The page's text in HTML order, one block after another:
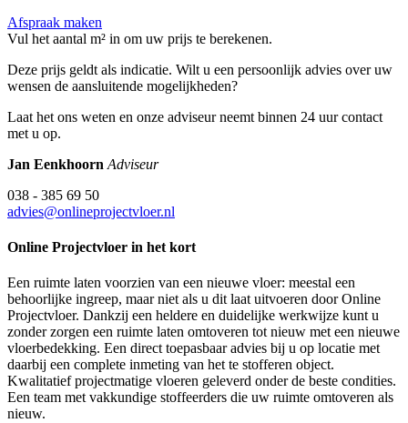
Afspraak maken
Vul het aantal m² in om uw prijs te berekenen.
Deze prijs geldt als indicatie. Wilt u een persoonlijk advies over uw
wensen de aansluitende mogelijkheden?
Laat het ons weten en onze adviseur neemt binnen 24 uur contact
met u op.
Jan Eenkhoorn Adviseur
038 - 385 69 50
advies@onlineprojectvloer.nl
Online Projectvloer in het kort
Een ruimte laten voorzien van een nieuwe vloer: meestal een
behoorlijke ingreep, maar niet als u dit laat uitvoeren door Online
Projectvloer. Dankzij een heldere en duidelijke werkwijze kunt u
zonder zorgen een ruimte laten omtoveren tot nieuw met een nieuwe
vloerbedekking. Een direct toepasbaar advies bij u op locatie met
daarbij een complete inmeting van het te stofferen object.
Kwalitatief projectmatige vloeren geleverd onder de beste condities.
Een team met vakkundige stoffeerders die uw ruimte omtoveren als
nieuw.